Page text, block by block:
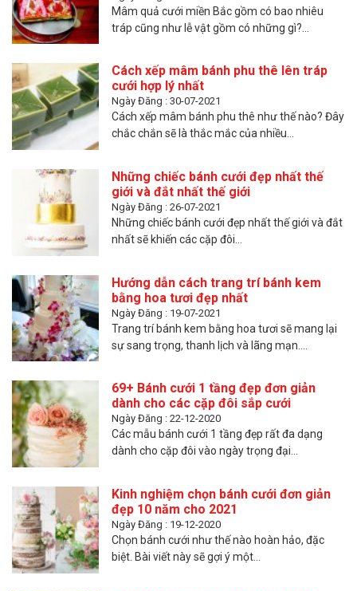
Mâm quả cưới miền Bắc gồm có bao nhiêu
tráp cũng như lễ vật gồm có những gì?...
Cách xếp mâm bánh phu thê lên tráp
cưới hợp lý nhất
Ngày Đăng : 30-07-2021
Cách xếp mâm bánh phu thê như thế nào? Đây
chắc chắn sẽ là thắc mắc của nhiều...
Những chiếc bánh cưới đẹp nhất thế
giới và đắt nhất thế giới
Ngày Đăng : 26-07-2021
Những chiếc bánh cưới đẹp nhất thế giới và đắt
nhất sẽ khiến các cặp đôi...
Hướng dẫn cách trang trí bánh kem
bằng hoa tươi đẹp nhất
Ngày Đăng : 19-07-2021
Trang trí bánh kem bằng hoa tươi sẽ mang lại
sự sang trọng, thanh lịch và lãng mạn....
69+ Bánh cưới 1 tầng đẹp đơn giản
dành cho các cặp đôi sắp cưới
Ngày Đăng : 22-12-2020
Các mẫu bánh cưới 1 tầng đẹp rất đa dạng
dành cho cặp đôi vào ngày trọng đại...
Kinh nghiệm chọn bánh cưới đơn giản
đẹp 10 năm cho 2021
Ngày Đăng : 19-12-2020
Chọn bánh cưới như thế nào hoàn hảo, đặc
biệt. Bài viết này sẽ gợi ý một...